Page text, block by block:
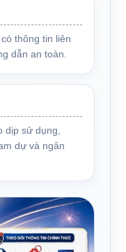
thông tin liên
dẫn an toàn.
dịp sử dụng,
dự và ngân